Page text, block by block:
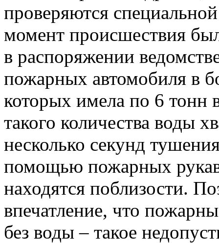
проверяются
момент происшествия
в распоряжении
пожарных автомобиля в
которых имела по 6 тонн
такого количества воды
несколько секунд
помощью пожарных
находятся поблизости.
впечатление, что
без воды – такое